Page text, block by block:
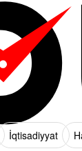
İqtisadiyyat